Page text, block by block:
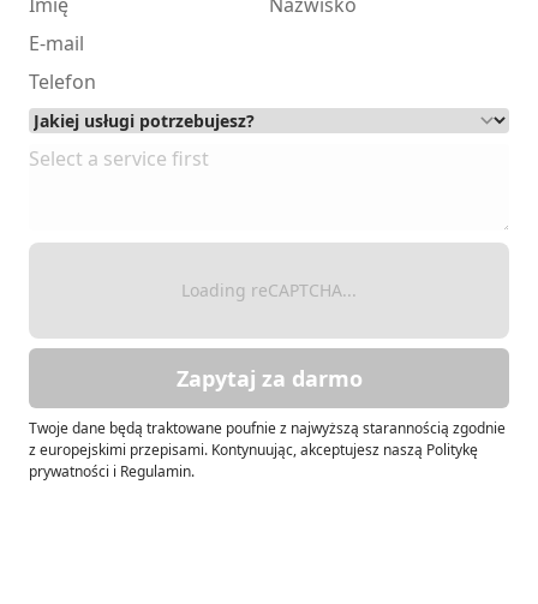
Loading reCAPTCHA...
Zapytaj za darmo
Twoje dane będą traktowane poufnie z najwyższą starannością zgodnie
z europejskimi przepisami. Kontynuując, akceptujesz naszą Politykę
prywatności i Regulamin.